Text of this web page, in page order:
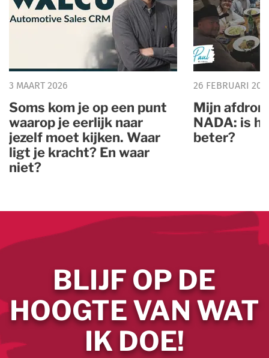
3 MAART 2026
Soms kom je op een punt
waarop je eerlijk naar
jezelf moet kijken. Waar
ligt je kracht? En waar
niet?
26 FEBRUARI
Mijn
NADA: is
beter?
BLIJF OP DE
HOOGTE VAN WAT
IK DOE!